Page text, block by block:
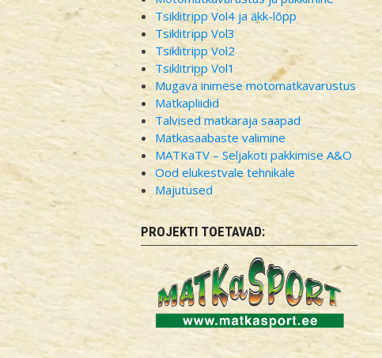
Tsiklitripp Vol4 ja äkk-lõpp
Tsiklitripp Vol3
Tsiklitripp Vol2
Tsiklitripp Vol1
Mugava inimese motomatkavarustus
Matkapliidid
Talvised matkaraja saapad
Matkasaabaste valimine
MATKaTV – Seljakoti pakkimise A&O
Ood elukestvale tehnikale
Majutused
PROJEKTI TOETAVAD: